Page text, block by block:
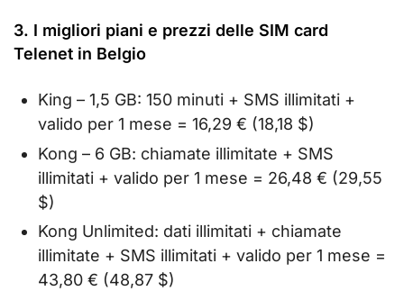
3. I migliori piani e prezzi delle SIM card
Telenet in Belgio
King – 1,5 GB: 150 minuti + SMS illimitati +
valido per 1 mese = 16,29 € (18,18 $)
Kong – 6 GB: chiamate illimitate + SMS
illimitati + valido per 1 mese = 26,48 € (29,55
$)
Kong Unlimited: dati illimitati + chiamate
illimitate + SMS illimitati + valido per 1 mese =
43,80 € (48,87 $)